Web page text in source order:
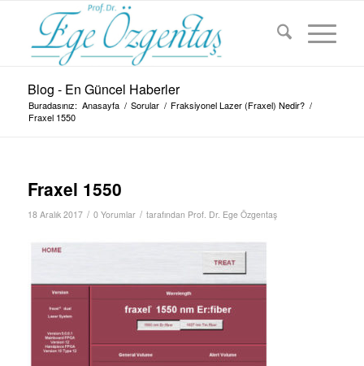
Blog - En Güncel Haberler
Buradasınız: Anasayfa / Sorular / Fraksiyonel Lazer (Fraxel) Nedir? /
Fraxel 1550
Fraxel 1550
18 Aralık 2017 / 0 Yorumlar / tarafından Prof. Dr. Ege Özgentaş